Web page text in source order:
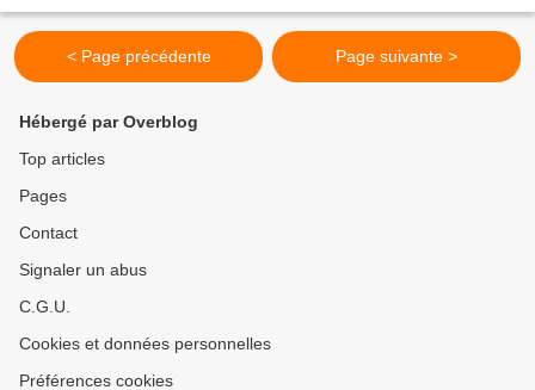
< Page précédente Page suivante >
Hébergé par Overblog
Top articles
Pages
Contact
Signaler un abus
C.G.U.
Cookies et données personnelles
Préférences cookies